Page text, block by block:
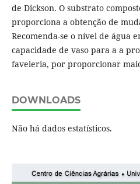
de Dickson. O substrato
proporciona a obtenção de
Recomenda-se o nível de água
capacidade de vaso para a a
faveleria, por proporcionar
DOWNLOADS
Não há dados estatísticos.